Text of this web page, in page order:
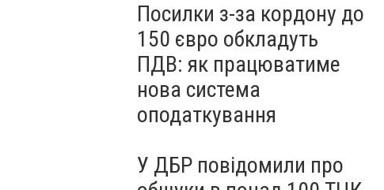
Посилки з-за кордону до
150 євро обкладуть
ПДВ: як працюватиме
нова система
оподаткування
У ДБР повідомили про